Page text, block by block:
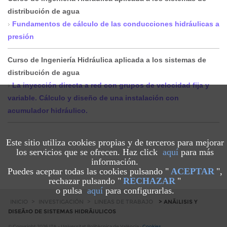
Este sitio utiliza cookies propias y de terceros para mejorar
los servicios que se ofrecen. Haz click aquípara más
información.
Puedes aceptar todas las cookies pulsando " ACEPTAR ",
rechazar pulsando " RECHAZAR "
o pulsa aquípara configurarlas.
distribución de agua
Fundamentos de cálculo de las conducciones hidráulicas a
presión
Curso de Ingeniería Hidráulica aplicada a los sistemas de
distribución de agua
La inyección directa a red con grupos de velocidad fija y
variable. Cálculo y diseño de una instalación con
acumulador hidráulico.
> ANÃ¡LISIS Y
DISEÃ±O DE SISTEMAS HIDRÃ¡ULICOS